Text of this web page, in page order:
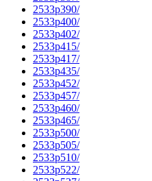
2533p390/
2533p400/
2533p402/
2533p415/
2533p417/
2533p435/
2533p452/
2533p457/
2533p460/
2533p465/
2533p500/
2533p505/
2533p510/
2533p522/